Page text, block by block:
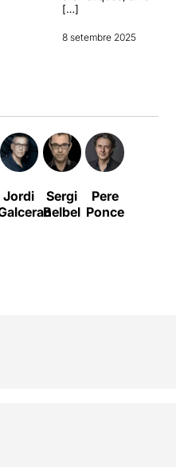
[…]
8 setembre 2025
Jordi
Sergi
Belbel
Pere
Ponce